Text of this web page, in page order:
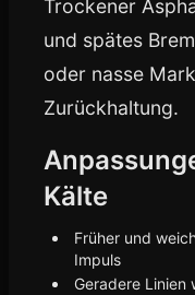
Trockener
und spätes
oder nasse
Zurückhaltung.
Kälte
Früher und
Impuls
Geradere Linien